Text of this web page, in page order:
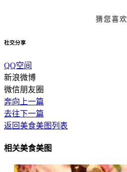
猜您喜欢
社交分享
QQ空间
新浪微博
微信朋友圈
奔向上一篇
去往下一篇
返回美食美图列表
相关美食美图